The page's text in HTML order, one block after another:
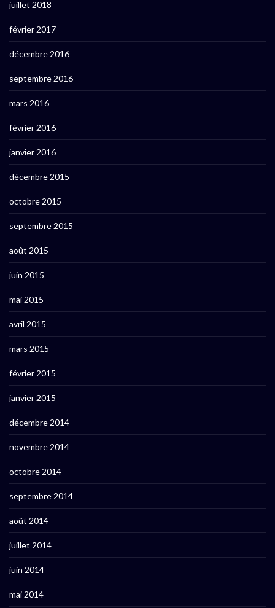
juillet 2018
février 2017
décembre 2016
septembre 2016
mars 2016
février 2016
janvier 2016
décembre 2015
octobre 2015
septembre 2015
août 2015
juin 2015
mai 2015
avril 2015
mars 2015
février 2015
janvier 2015
décembre 2014
novembre 2014
octobre 2014
septembre 2014
août 2014
juillet 2014
juin 2014
mai 2014